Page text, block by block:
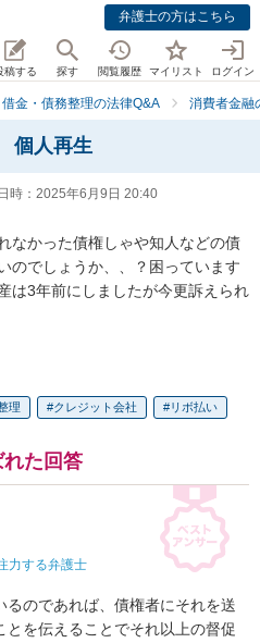
弁護士の方はこちら
稿する 探す 閲覧履歴 マイリスト ログイン
借金・債務整理の法律Q&A 消費者金融
個人再生
時： 2025年6月9日 20:40
なかった債権しゃや知人などの債
のでしょうか、、？困っています
は3年前にしましたが今更訴えられ
理 クレジット会社 リボ払い
た回答
力する弁護士
のであれば、債権者にそれを送
とを伝えることでそれ以上の督促